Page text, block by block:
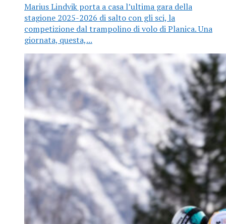
Marius Lindvik porta a casa l’ultima gara della
stagione 2025-2026 di salto con gli sci, la
competizione dal trampolino di volo di Planica. Una
giornata, questa,...